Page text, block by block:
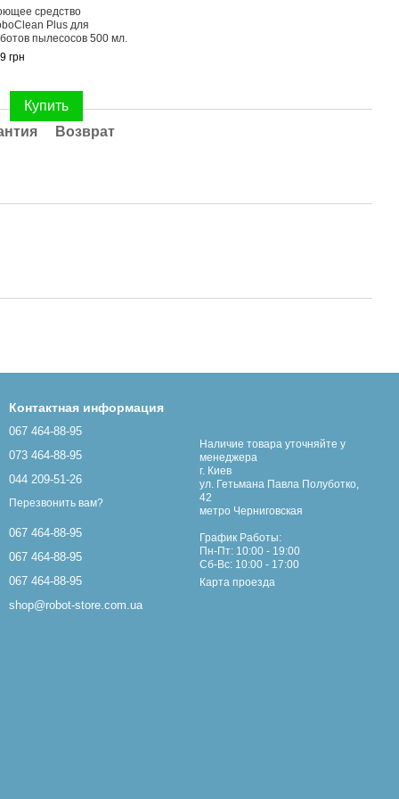
средство
Plus для
пылесосов 500 мл.
грн
Купить
Возврат
Контактная информация
067 464-88-95
073 464-88-95
044 209-51-26
Перезвонить вам?
067 464-88-95
067 464-88-95
067 464-88-95
shop@robot-store.com.ua
Наличие товара уточняйте у
менеджера
г. Киев
ул. Гетьмана Павла Полуботко,
42
метро Черниговская
График Работы:
Пн-Пт: 10:00 - 19:00
Сб-Вс: 10:00 - 17:00
Карта проезда